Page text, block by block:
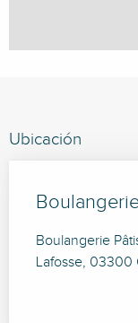
Ubicación
Boulangerie
Lafosse, 03300